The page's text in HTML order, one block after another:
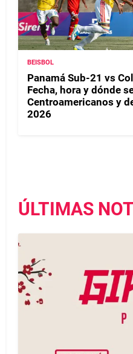
BEISBOL
Panamá Sub-21 vs
Fecha, hora y dónde
Centroamericanos y
2026
ÚLTIMAS